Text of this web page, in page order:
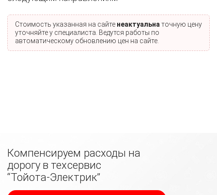
Стоимость указанная на сайте неактуальна точную цену
уточняйте у специалиста. Ведутся работы по
автоматическому обновлению цен на сайте.
Компенсируем расходы на
дорогу в техсервис
“Тойота-Электрик”